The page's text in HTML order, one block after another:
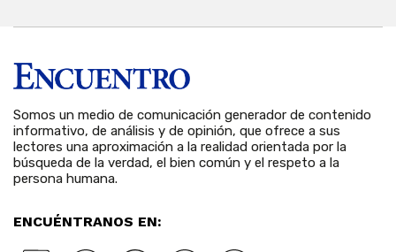
Somos un medio de comunicación generador de contenido
informativo, de análisis y de opinión, que ofrece a sus
lectores una aproximación a la realidad orientada por la
búsqueda de la verdad, el bien común y el respeto a la
persona humana.
ENCUÉNTRANOS EN: